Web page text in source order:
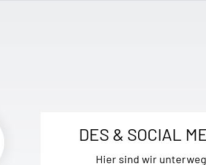
DES & SOCIAL
Hier sind wir